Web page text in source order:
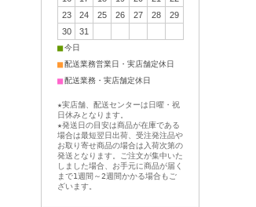
23
24 25 26 27 28
29
30
31
■今日
■配送業務営業日・実店舗定休日
■配送業務・実店舗定休日
★実店舗、配送センターは日曜・祝
日休みとなります。
★発送日の目安は商品が在庫である
場合は最短翌日出荷、受注発注品や
お取り寄せ商品の場合は入荷次第の
発送となります。ご注文が集中いた
しました場合、お手元に商品が届く
まで1週間～2週間かかる場合もご
ざいます。